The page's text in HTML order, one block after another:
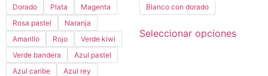
Dorado
Plata
Magenta
Rosa pastel
Naranja
Amarillo
Rojo
Verde kiwi
Verde bandera
Azul pastel
Azul caribe
Azul rey
Blanco con dorado
Seleccionar opciones